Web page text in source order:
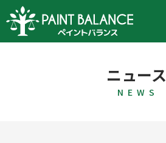
ニュース
N E W S